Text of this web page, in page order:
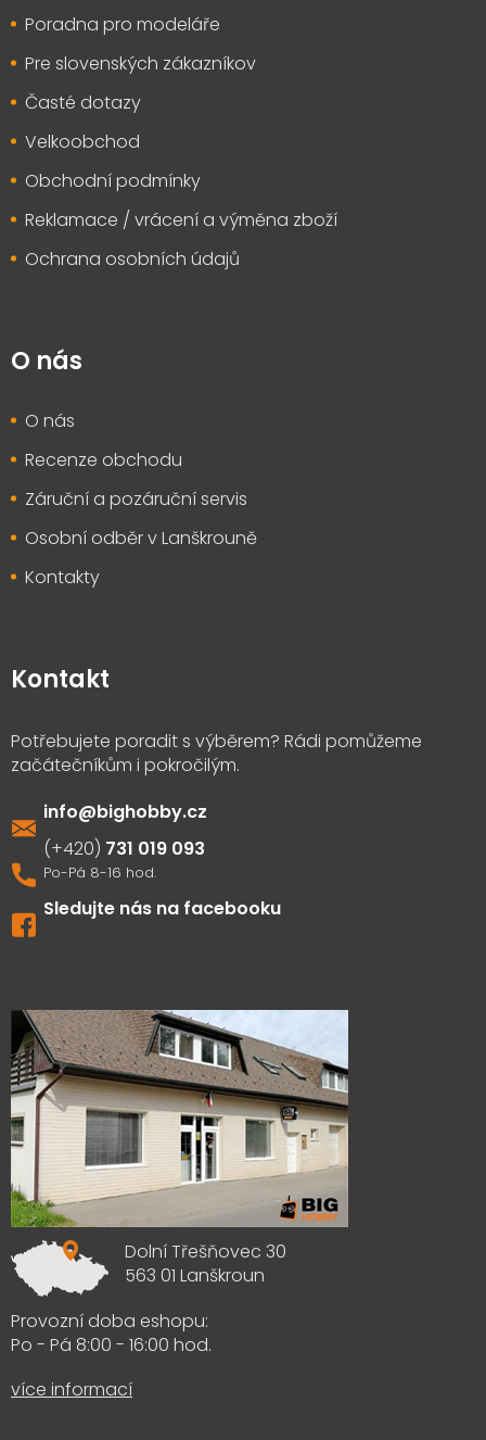
Poradna pro modeláře
Pre slovenských zákazníkov
Časté dotazy
Velkoobchod
Obchodní podmínky
Reklamace / vrácení a výměna zboží
Ochrana osobních údajů
O nás
O nás
Recenze obchodu
Záruční a pozáruční servis
Osobní odběr v Lanškrouně
Kontakty
Kontakt
info@bighobby.cz
731 019 093
Sledujte nás na facebooku
Dolní Třešňovec 30
563 01 Lanškroun
Provozní doba eshopu:
Po - Pá 8:00 - 16:00 hod.
více informací